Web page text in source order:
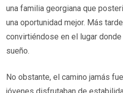
una familia georgiana que
una oportunidad mejor. Más
convirtiéndose en el lugar
sueño.
No obstante, el camino jamás